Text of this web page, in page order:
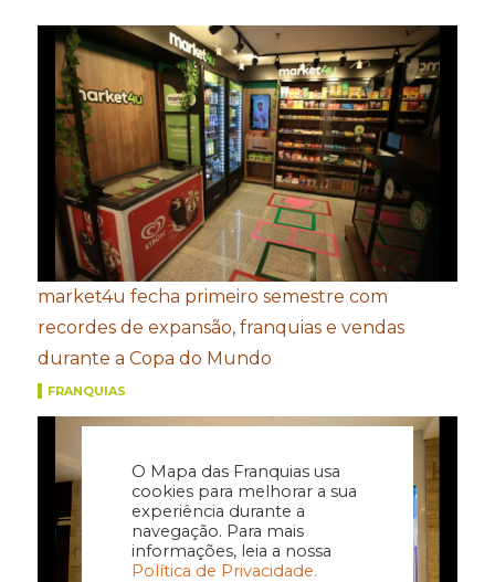
O Mapa das Franquias usa
cookies para melhorar a sua
experiência durante a
navegação. Para mais
informações, leia a nossa
Política de Privacidade.
market4u fecha primeiro semestre com
recordes de expansão, franquias e vendas
durante a Copa do Mundo
FRANQUIAS